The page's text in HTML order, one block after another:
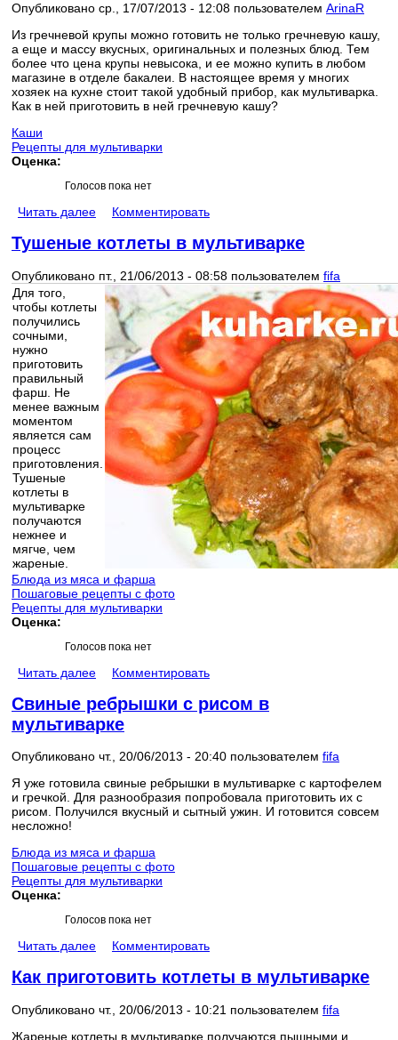
Опубликовано ср., 17/07/2013 - 12:08 пользователем ArinaR
Из гречневой крупы можно готовить не только гречневую кашу,
а еще и массу вкусных, оригинальных и полезных блюд. Тем
более что цена крупы невысока, и ее можно купить в любом
магазине в отделе бакалеи. В настоящее время у многих
хозяек на кухне стоит такой удобный прибор, как мультиварка.
Как в ней приготовить в ней гречневую кашу?
Каши
Рецепты для мультиварки
Оценка:
Голосов пока нет
Читать далее Комментировать
Тушеные котлеты в мультиварке
Опубликовано пт., 21/06/2013 - 08:58 пользователем fifa
Для того,
чтобы котлеты
получились
сочными,
нужно
приготовить
правильный
фарш. Не
менее важным
моментом
является сам
процесс
приготовления.
Тушеные
котлеты в
мультиварке
получаются
нежнее и
мягче, чем
жареные.
Блюда из мяса и фарша
Пошаговые рецепты с фото
Рецепты для мультиварки
Оценка:
Голосов пока нет
Читать далее Комментировать
Свиные ребрышки с рисом в
мультиварке
Опубликовано чт., 20/06/2013 - 20:40 пользователем fifa
Я уже готовила свиные ребрышки в мультиварке с картофелем
и гречкой. Для разнообразия попробовала приготовить их с
рисом. Получился вкусный и сытный ужин. И готовится совсем
несложно!
Блюда из мяса и фарша
Пошаговые рецепты с фото
Рецепты для мультиварки
Оценка:
Голосов пока нет
Читать далее Комментировать
Как приготовить котлеты в мультиварке
Опубликовано чт., 20/06/2013 - 10:21 пользователем fifa
Жареные котлеты в мультиварке получаются пышными и